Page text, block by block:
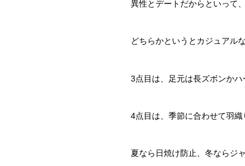
異性とデートだからといって
どちらかというとカジュアル
3点目は、足元は長ズボンかハ
4点目は、季節に合わせて羽織
夏なら日焼け防止、冬ならジ